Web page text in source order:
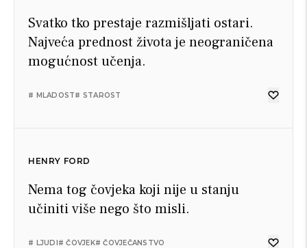
Svatko tko prestaje razmišljati ostari.
Najveća prednost života je neograničena
mogućnost učenja.
# MLADOST# STAROST
HENRY FORD
Nema tog čovjeka koji nije u stanju
učiniti više nego što misli.
# LJUDI# ČOVJEK# ČOVJEČANSTVO